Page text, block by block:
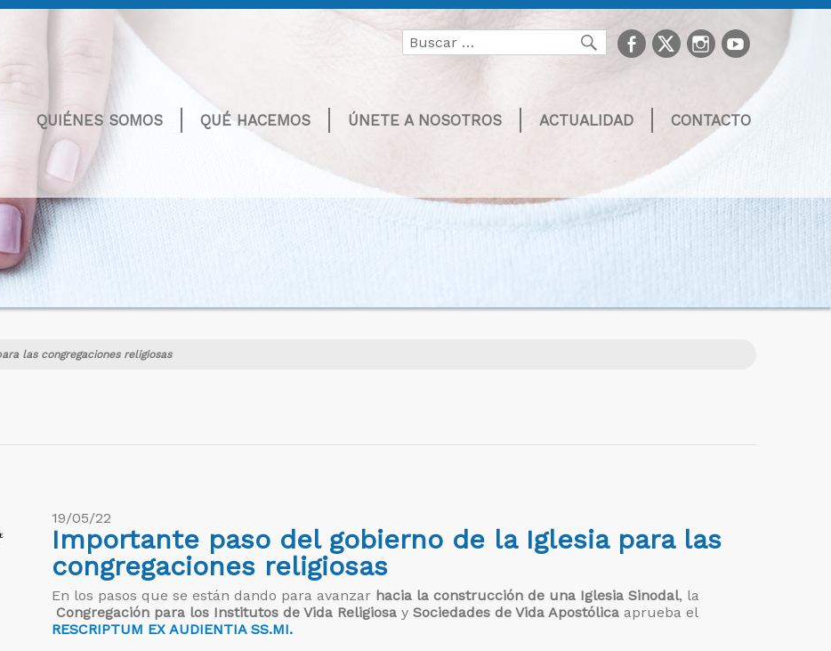
Buscar
por:
Buscarfacebook
TwitterInstagram
youtube
QUIÉNES SOMOS QUÉ HACEMOS ÚNETE A NOSOTROS ACTUALIDAD CONTACTO
las congregaciones religiosas
19/05/22
Importante paso del gobierno de la Iglesia para las
congregaciones religiosas
En los pasos que se están dando para avanzar hacia la construcción de una Iglesia Sinodal, la
Congregación para los Institutos de Vida Religiosa y Sociedades de Vida Apostólica aprueba el
RESCRIPTUM EX AUDIENTIA SS.MI.